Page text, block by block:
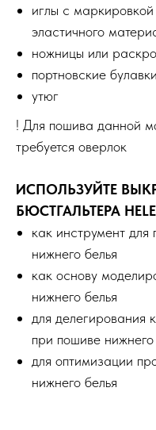
иглы с
эластичного
ножницы или
портновские булавки
утюг
! Для пошива данной
требуется оверлок
ИСПОЛЬЗУЙТЕ
БЮСТГАЛЬТЕРА
как инструмент
нижнего белья
как основу
нижнего белья
для делегирования
при пошиве
для оптимизации
нижнего белья